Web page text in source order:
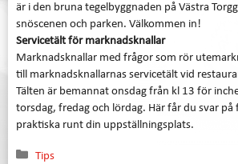
är i den bruna tegelbyggnaden på Västra
snöscenen och parken. Välkommen in!
Servicetält för marknadsknallar
Marknadsknallar med frågor som rör
till marknadsknallarnas servicetält vid
Tälten är bemannat onsdag från kl 13 för
torsdag, fredag och lördag. Här får du svar
praktiska runt din uppställningsplats.
Kategorier
Tips